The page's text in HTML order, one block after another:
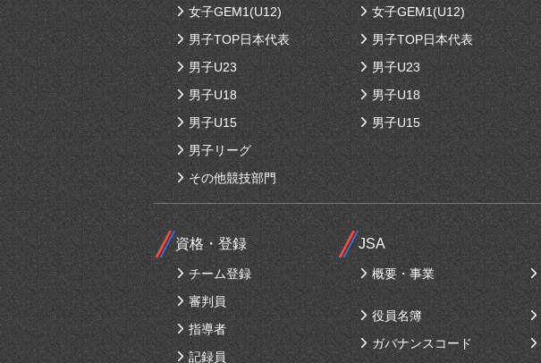
女子GEM1(U12)
男子TOP日本代表
男子U23
男子U18
男子U15
男子リーグ
その他競技部門
女子GEM1(U12)
男子TOP日本代表
男子U23
男子U18
男子U15
資格・登録
チーム登録
審判員
指導者
記録員
JSA
概要・事業
役員名簿
ガバナンスコード